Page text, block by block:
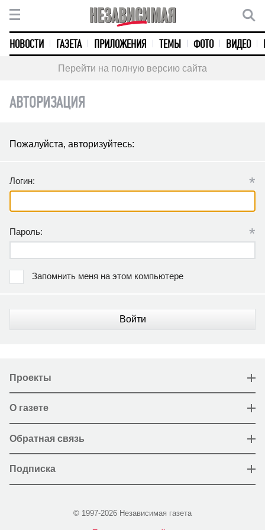
НОВОСТИ ГАЗЕТА ПРИЛОЖЕНИЯ ТЕМЫ ФОТО ВИДЕО
Перейти на полную версию сайта
АВТОРИЗАЦИЯ
Пожалуйста, авторизуйтесь:
Логин: *
Пароль: *
Запомнить меня на этом компьютере
Войти
Проекты
О газете
Обратная связь
Подписка
© 1997-2026 Независимая газета